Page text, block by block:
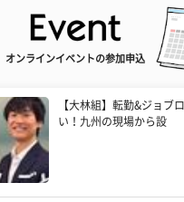
オンラインイベントの参加申込
【大林組】転勤&ジョブ
い！九州の現場から設